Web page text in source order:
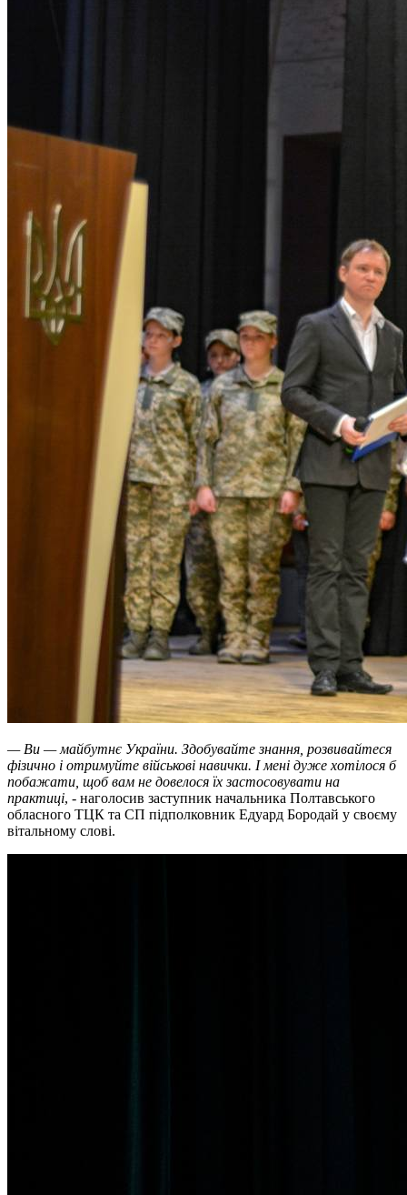
— Ви — майбутнє України. Здобувайте знання, розвивайтеся
фізично і отримуйте військові навички. І мені дуже хотілося б
побажати, щоб вам не довелося їх застосовувати на
практиці, - наголосив заступник начальника Полтавського
обласного ТЦК та СП підполковник Едуард Бородай у своєму
вітальному слові.